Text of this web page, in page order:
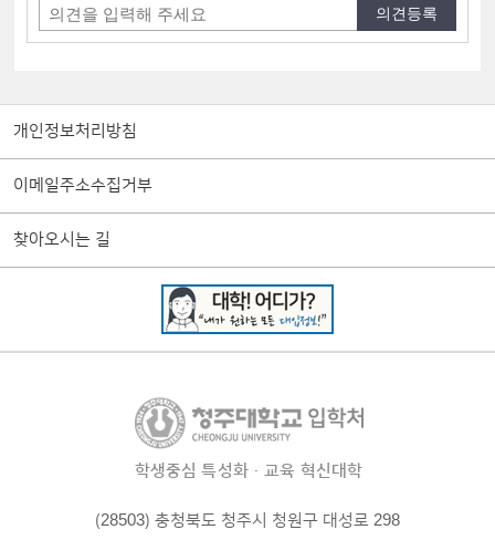
개인정보처리방침
이메일주소수집거부
찾아오시는 길
학생중심 특성화·교육 혁신대학
(28503) 충청북도 청주시 청원구 대성로 298